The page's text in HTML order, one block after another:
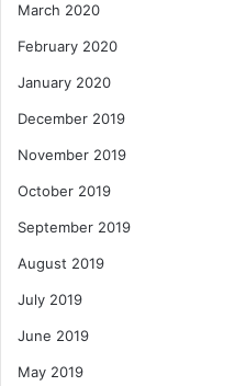
March 2020
February 2020
January 2020
December 2019
November 2019
October 2019
September 2019
August 2019
July 2019
June 2019
May 2019